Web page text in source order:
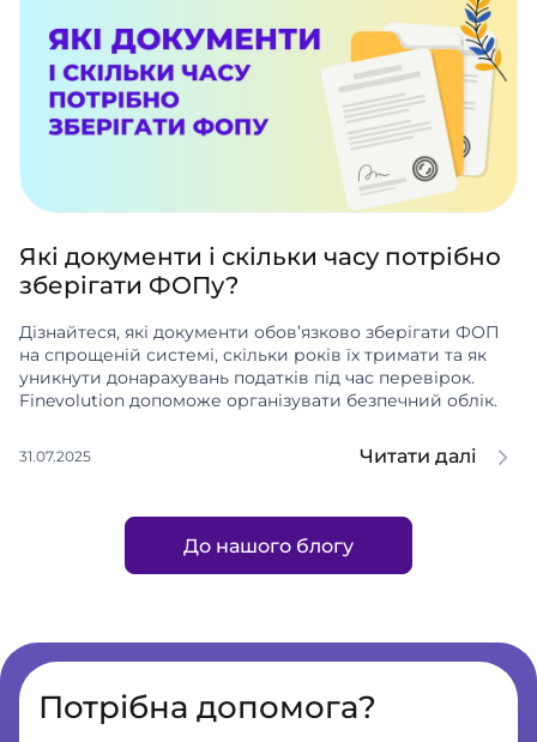
Які документи і скільки часу потрібно
зберігати ФОПу?
Дізнайтеся, які документи обов’язково зберігати ФОП
на спрощеній системі, скільки років їх тримати та як
уникнути донарахувань податків під час перевірок.
Finevolution допоможе організувати безпечний облік.
31.07.2025 Читати далі
До нашого блогу
Потрібна допомога?